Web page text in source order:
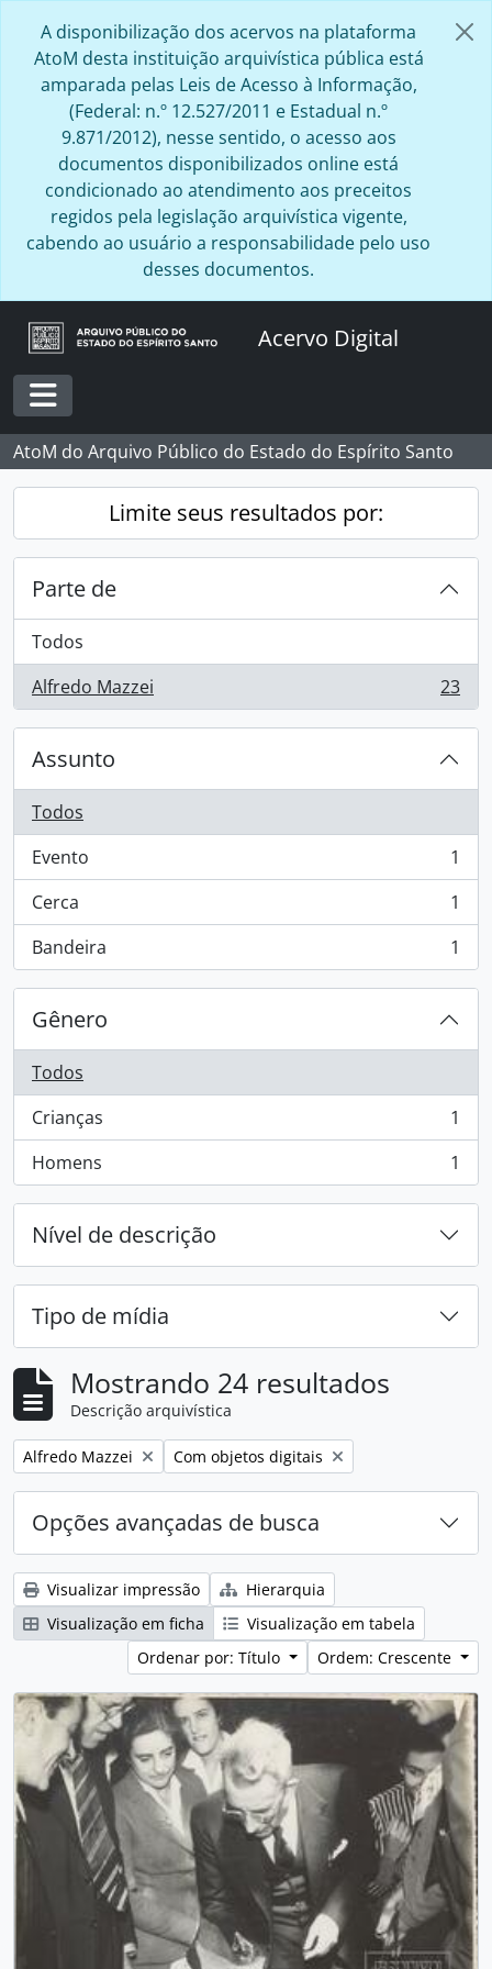
A disponibilização dos acervos na plataforma
AtoM desta instituição arquivística pública está
amparada pelas Leis de Acesso à Informação,
(Federal: n.º 12.527/2011 e Estadual n.º
9.871/2012), nesse sentido, o acesso aos
documentos disponibilizados online está
condicionado ao atendimento aos preceitos
regidos pela legislação arquivística vigente,
cabendo ao usuário a responsabilidade pelo uso
desses documentos.
Acervo Digital
Toggle navigation
AtoM do Arquivo Público do Estado do Espírito Santo
Limite seus resultados por:
Parte de
Todos
Alfredo Mazzei
, 23 resultados 23
Assunto
Todos
Evento
, 1 resultados
1
Cerca
, 1 resultados
1
Bandeira
, 1 resultados 1
Gênero
Todos
Crianças
, 1 resultados
1
Homens
, 1 resultados 1
Nível de descrição
Tipo de mídia
Mostrando 24 resultados
Descrição arquivística
Remover filtro:
Alfredo Mazzei Remover filtro:
Com objetos digitais
Opções avançadas de busca
Visualizar impressão
Hierarquia
Visualização em ficha
Visualização em tabela
Ordenar por: Título
Ordem: Crescente